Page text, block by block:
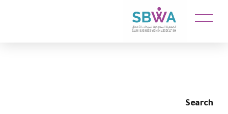
Search